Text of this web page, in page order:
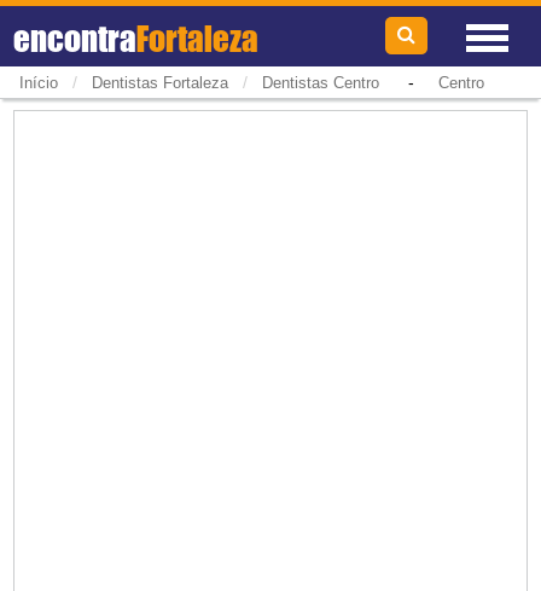
encontraFortaleza
Início / Dentistas Fortaleza / Dentistas Centro- Centro